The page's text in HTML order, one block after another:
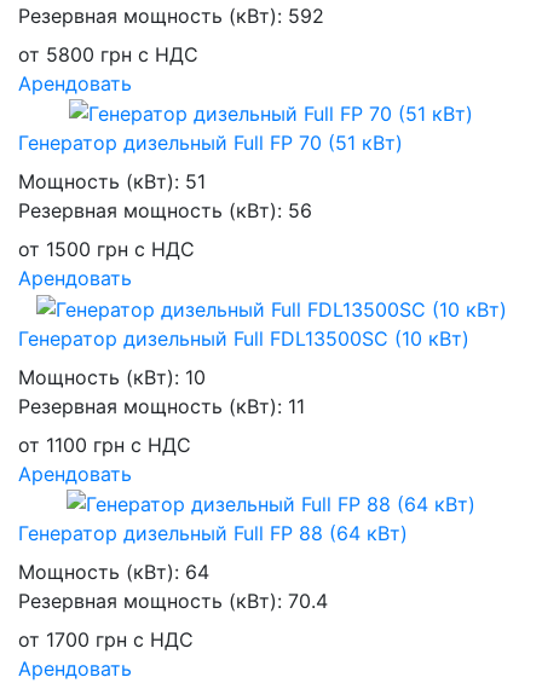
Резервная мощность (кВт): 592
от 5800 грн с НДС
Арендовать
Генератор дизельный Full FP 70 (51 кВт)
Мощность (кВт): 51
Резервная мощность (кВт): 56
от 1500 грн с НДС
Арендовать
Генератор дизельный Full FDL13500SC (10 кВт)
Мощность (кВт): 10
Резервная мощность (кВт): 11
от 1100 грн с НДС
Арендовать
Генератор дизельный Full FP 88 (64 кВт)
Мощность (кВт): 64
Резервная мощность (кВт): 70.4
от 1700 грн с НДС
Арендовать